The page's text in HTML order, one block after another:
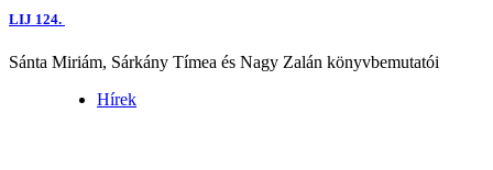
LIJ 124.
Sánta Miriám, Sárkány Tímea és Nagy Zalán könyvbemutatói
Hírek